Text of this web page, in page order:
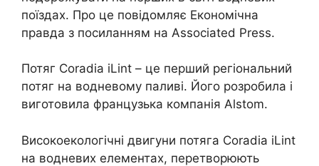
поїздах. Про це повідомляє Економічна
правда з посиланням на Associated Press.
Потяг Coradia iLint – це перший регіональний
потяг на водневому паливі. Його розробила і
виготовила французька компанія Alstom.
Високоекологічні двигуни потяга Coradia iLint
на водневих елементах, перетворюють